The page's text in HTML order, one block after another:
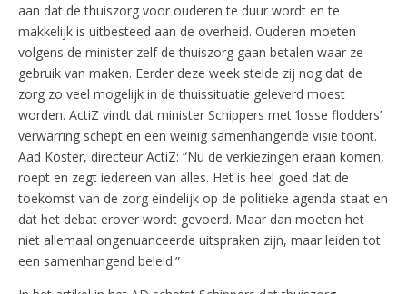
aan dat de thuiszorg voor ouderen te duur wordt en te
makkelijk is uitbesteed aan de overheid. Ouderen moeten
volgens de minister zelf de thuiszorg gaan betalen waar ze
gebruik van maken. Eerder deze week stelde zij nog dat de
zorg zo veel mogelijk in de thuissituatie geleverd moest
worden. ActiZ vindt dat minister Schippers met ‘losse flodders’
verwarring schept en een weinig samenhangende visie toont.
Aad Koster, directeur ActiZ: “Nu de verkiezingen eraan komen,
roept en zegt iedereen van alles. Het is heel goed dat de
toekomst van de zorg eindelijk op de politieke agenda staat en
dat het debat erover wordt gevoerd. Maar dan moeten het
niet allemaal ongenuanceerde uitspraken zijn, maar leiden tot
een samenhangend beleid.”